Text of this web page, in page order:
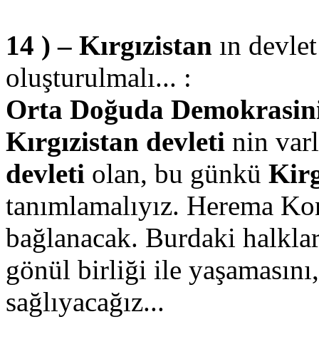
14 ) – Kırgızistan ın
oluşturulmalı... :
Orta Doğuda
Kırgızistan devleti nin
devleti olan, bu günkü
tanımlamalıyız. Herema
bağlanacak. Burdaki
gönül birliği ile
sağlıyacağız...